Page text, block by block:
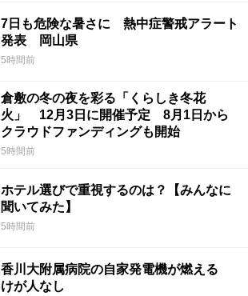
7日も危険な暑さに 熱中症警戒アラート
発表 岡山県
5時間前
倉敷の冬の夜を彩る「くらしき冬花
火」 12月3日に開催予定 8月1日から
クラウドファンディングも開始
5時間前
ホテル選びで重視するのは？【みんなに
聞いてみた】
5時間前
香川大附属病院の自家発電機が燃える
けが人なし